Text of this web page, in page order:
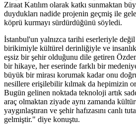
Ziraat Katılım olarak katkı sunmaktan
duydukları nadide projenin geçmiş ile
köprü kurmayı sürdürdüğünü söyledi.
İstanbul'un yalnızca tarihi eserleriyle değil
birikimiyle kültürel derinliğiyle ve insanlık
eşsiz bir şehir olduğunu dile getiren
bir hikaye, her eserinde farklı bir
büyük bir mirası korumak kadar onu
nesillere erişilebilir kılmak da hepimizin
Bugün gelinen noktada teknoloji artık
araç olmaktan ziyade aynı zamanda
yaygınlaştıran ve şehir hafızasını canlı
gelmiştir." diye konuştu.